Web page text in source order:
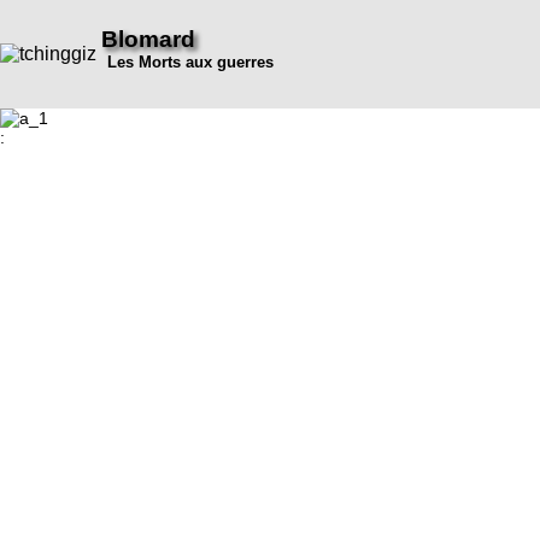
Blomard
Les Morts aux guerres
: